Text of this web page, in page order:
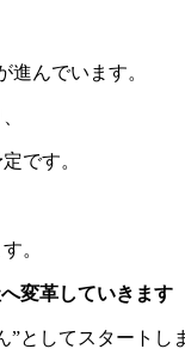
進んでいます。
です。
。
変革していきます
としてスタートし